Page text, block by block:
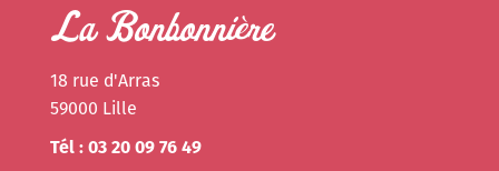
La Bonbonnière
18 rue d'Arras
59000 Lille
Tél : 03 20 09 76 49